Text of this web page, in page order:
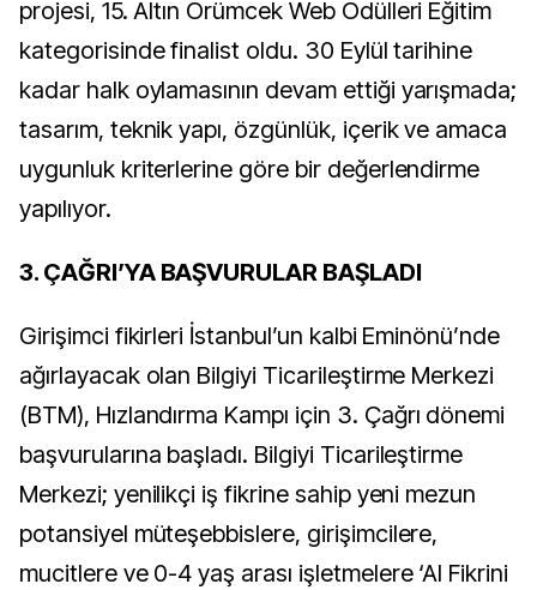
projesi, 15. Altın Örümcek Web Ödülleri Eğitim
kategorisinde finalist oldu. 30 Eylül tarihine
kadar halk oylamasının devam ettiği yarışmada;
tasarım, teknik yapı, özgünlük, içerik ve amaca
uygunluk kriterlerine göre bir değerlendirme
yapılıyor.
3. ÇAĞRI’YA BAŞVURULAR BAŞLADI
Girişimci fikirleri İstanbul’un kalbi Eminönü’nde
ağırlayacak olan Bilgiyi Ticarileştirme Merkezi
(BTM), Hızlandırma Kampı için 3. Çağrı dönemi
başvurularına başladı. Bilgiyi Ticarileştirme
Merkezi; yenilikçi iş fikrine sahip yeni mezun
potansiyel müteşebbislere, girişimcilere,
mucitlere ve 0-4 yaş arası işletmelere ‘Al Fikrini